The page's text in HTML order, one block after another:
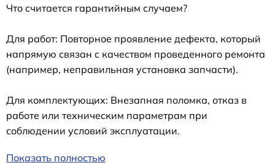
Что считается гарантийным случаем?
Для работ: Повторное проявление дефекта, который
напрямую связан с качеством проведенного ремонта
(например, неправильная установка запчасти).
Для комплектующих: Внезапная поломка, отказ в
работе или техническим параметрам при
соблюдении условий эксплуатации.
Показать полностью